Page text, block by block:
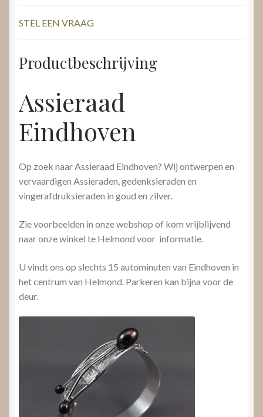
STEL EEN VRAAG
Productbeschrijving
Assieraad
Eindhoven
Op zoek naar Assieraad Eindhoven? Wij ontwerpen en
vervaardigen Assieraden, gedenksieraden en
vingerafdruksieraden in goud en zilver.
Zie voorbeelden in onze webshop of kom vrijblijvend
naar onze winkel te Helmond voor informatie.
U vindt ons op slechts 15 autominuten van Eindhoven in
het centrum van Helmond. Parkeren kan bijna voor de
deur.